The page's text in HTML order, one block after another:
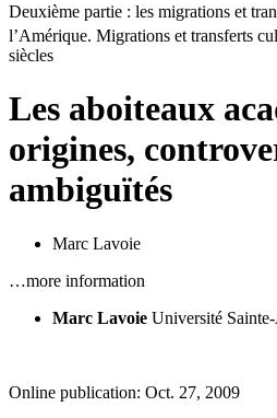
Deuxième partie : les migrations et
l’Amérique. Migrations et transferts
siècles
Les aboiteaux
origines,
ambiguïtés
Marc Lavoie
…more information
Marc Lavoie Université
Online publication: Oct. 27, 2009